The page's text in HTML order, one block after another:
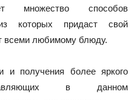
множество способов
которых придаст свой
всеми любимому блюду.
и получения более яркого
в данном